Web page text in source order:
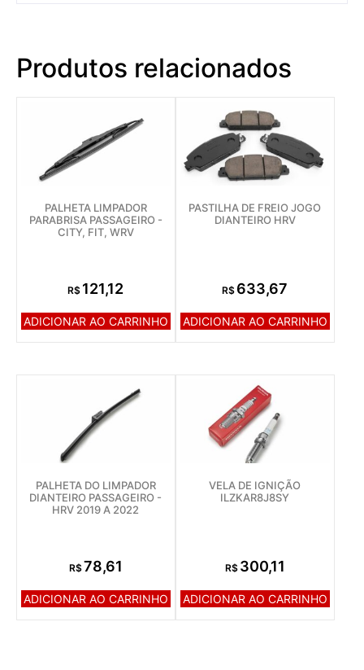
Produtos relacionados
PALHETA LIMPADOR
PARABRISA PASSAGEIRO -
CITY, FIT, WRV
R$ 121,12
ADICIONAR AO CARRINHO
PASTILHA DE FREIO JOGO
DIANTEIRO HRV
R$ 633,67
ADICIONAR AO CARRINHO
PALHETA DO LIMPADOR
DIANTEIRO PASSAGEIRO -
HRV 2019 A 2022
R$78,61
ADICIONAR AO CARRINHO
VELA DE IGNIÇÃO
ILZKAR8J8SY
R$ 300,11
ADICIONAR AO CARRINHO